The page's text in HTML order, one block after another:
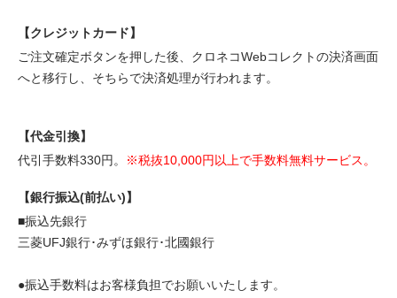
【クレジットカード】
ご注文確定ボタンを押した後、クロネコWebコレクトの決済画面
へと移行し、そちらで決済処理が行われます。
【代金引換】
代引手数料330円。
※税抜10,000円以上で手数料無料サービス。
【銀行振込(前払い)】
■振込先銀行
三菱UFJ銀行･みずほ銀行･北國銀行
●振込手数料はお客様負担でお願いいたします。